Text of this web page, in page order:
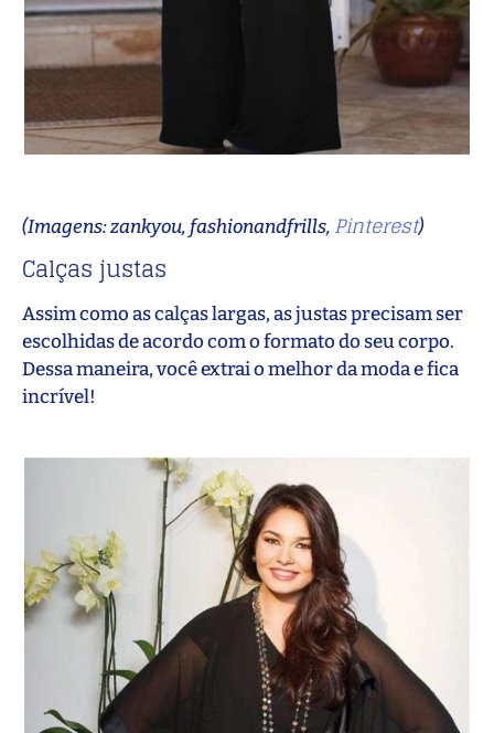
(Imagens: zankyou, fashionandfrills, Pinterest)
Calças justas
Assim como as calças largas, as justas precisam ser
escolhidas de acordo com o formato do seu corpo.
Dessa maneira, você extrai o melhor da moda e fica
incrível!